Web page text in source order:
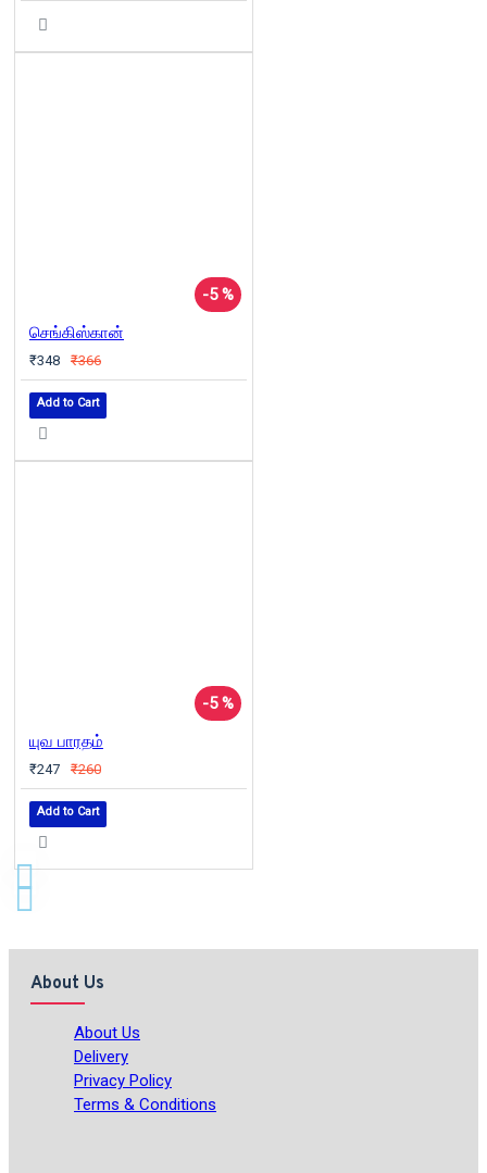
-5 %
செங்கிஸ்கான்
₹348 ₹366
Add to Cart
-5 %
யுவ பாரதம்
₹247 ₹260
Add to Cart
About Us
About Us
Delivery
Privacy Policy
Terms & Conditions